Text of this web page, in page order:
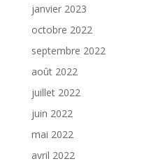
janvier 2023
octobre 2022
septembre 2022
août 2022
juillet 2022
juin 2022
mai 2022
avril 2022